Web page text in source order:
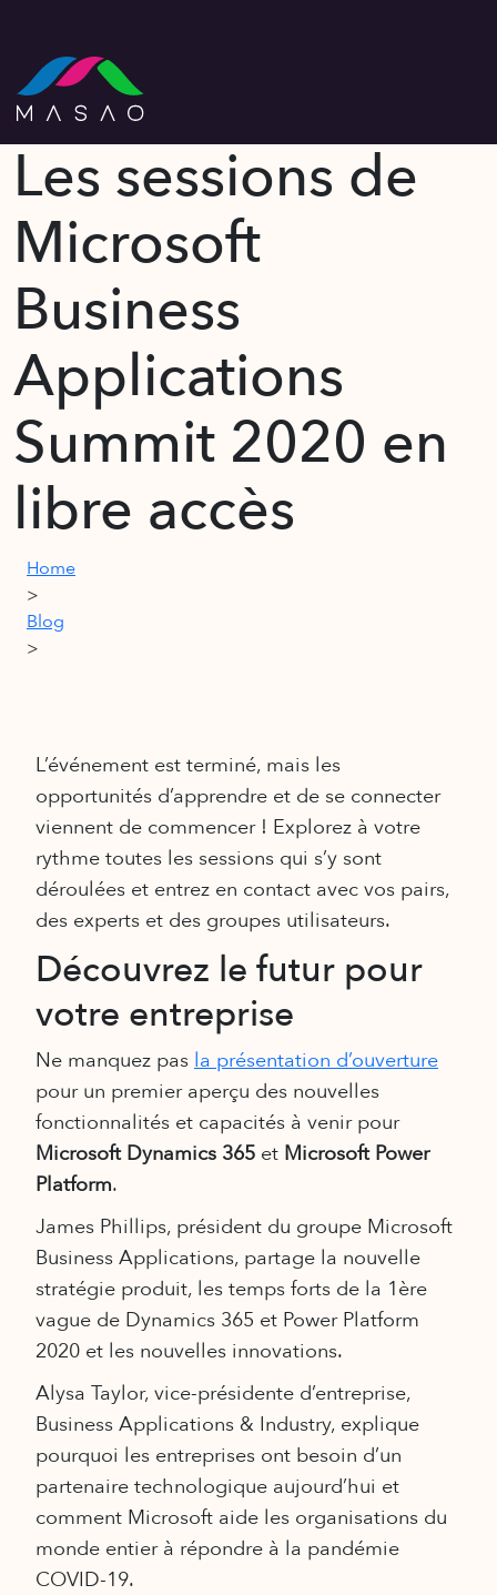
Les sessions de
Microsoft
Business
Applications
Summit 2020 en
libre accès
Home
>
Blog
>
L’événement est terminé, mais les
opportunités d’apprendre et de se connecter
viennent de commencer ! Explorez à votre
rythme toutes les sessions qui s’y sont
déroulées et entrez en contact avec vos pairs,
des experts et des groupes utilisateurs.
Découvrez le futur pour
votre entreprise
Ne manquez pas la présentation d’ouverture
pour un premier aperçu des nouvelles
fonctionnalités et capacités à venir pour
Microsoft Dynamics 365 et Microsoft Power
Platform.
James Phillips, président du groupe Microsoft
Business Applications, partage la nouvelle
stratégie produit, les temps forts de la 1ère
vague de Dynamics 365 et Power Platform
2020 et les nouvelles innovations.
Alysa Taylor, vice-présidente d’entreprise,
Business Applications & Industry, explique
pourquoi les entreprises ont besoin d’un
partenaire technologique aujourd’hui et
comment Microsoft aide les organisations du
monde entier à répondre à la pandémie
COVID-19.